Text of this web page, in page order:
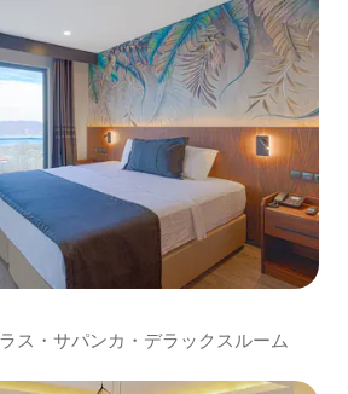
ス・サパンカ・デラックスルーム